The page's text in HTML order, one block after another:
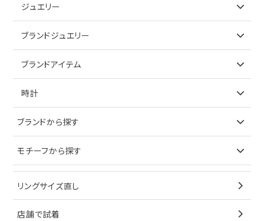
ジュエリー
アイテムで探す
ブレスレット
ペンダントトップ
ブランドジュエリー
アイテムで探す
イヤリング
ブレスレット
ブランドアイテム
アイテムで探す
キーケース
サングラス
時計
ブランドで探す
オメガ
シャネル
ブランドから探す
ティファニー
ブルガリ
カルティエ
モチーフから探す
星
リングサイズ直し
店舗で試着